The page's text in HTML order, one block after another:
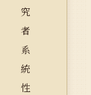
究
者
系
統
性